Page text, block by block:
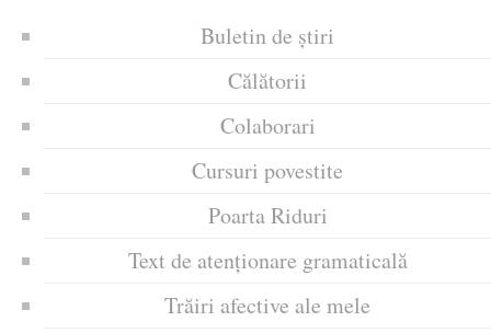
Buletin de știri
Călătorii
Colaborari
Cursuri povestite
Poarta Riduri
Text de atenționare gramaticală
Trăiri afective ale mele